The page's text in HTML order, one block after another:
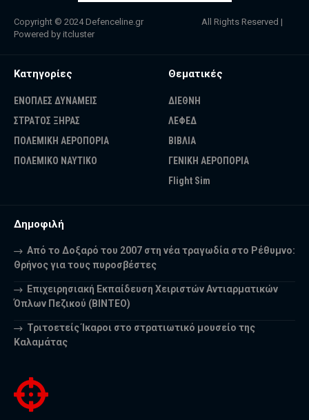
Copyright © 2024 Defenceline.gr All Rights Reserved |
Powered by itcluster
Κατηγορίες
ΕΝΟΠΛΕΣ ΔΥΝΑΜΕΙΣ
ΣΤΡΑΤΟΣ ΞΗΡΑΣ
ΠΟΛΕΜΙΚΗ ΑΕΡΟΠΟΡΙΑ
ΠΟΛΕΜΙΚΟ ΝΑΥΤΙΚΟ
Θεματικές
ΔΙΕΘΝΗ
ΛΕΦΕΔ
ΒΙΒΛΙΑ
ΓΕΝΙΚΗ ΑΕΡΟΠΟΡΙΑ
Flight Sim
Δημοφιλή
Από το Δοξαρό του 2007 στη νέα τραγωδία στο Ρέθυμνο:
Θρήνος για τους πυροσβέστες
Επιχειρησιακή Εκπαίδευση Χειριστών Αντιαρματικών
Όπλων Πεζικού (ΒΙΝΤΕΟ)
Τριτοετείς Ίκαροι στο στρατιωτικό μουσείο της
Καλαμάτας